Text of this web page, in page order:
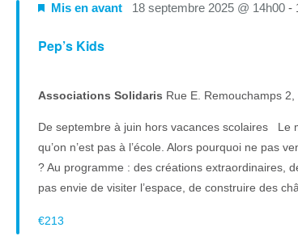
Pep’s Kids
Mis en avant 18 septembre 2025 @ 14h00-
Associations Solidaris Rue E. Remouchamps 2,
De septembre à juin hors vacances scolaires Le
qu’on n’est pas à l’école. Alors pourquoi ne pas
? Au programme : des créations extraordinaires,
pas envie de visiter l’espace, de construire des
€213